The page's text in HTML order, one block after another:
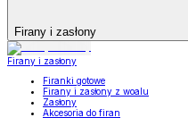
Firany i zasłony
Firany i zasłony
Firanki gotowe
Firany i zasłony z woalu
Zasłony
Akcesoria do firan